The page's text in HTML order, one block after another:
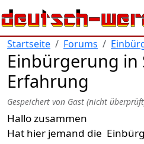
Direkt zum Inhalt
Startseite Forums
Einbürgerung in
Erfahrung
Gespeichert von Gast (nicht
Hallo zusammen
Hat hier jemand die